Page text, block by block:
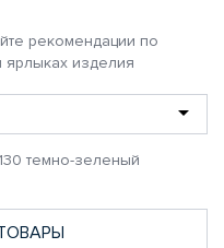
рекомендации по
ярлыках изделия
темно-зеленый